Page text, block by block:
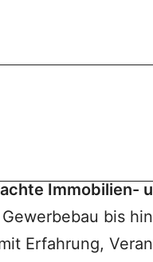
Immobilien-
bis
Erfahrung,